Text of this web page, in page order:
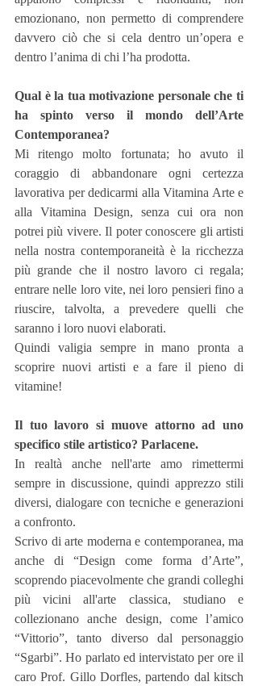
emozionano, non permetto di comprendere
davvero ciò che si cela dentro un’opera e
dentro l’anima di chi l’ha prodotta.
Qual è la tua motivazione personale che ti
ha spinto verso il mondo dell’Arte
Contemporanea?
Mi ritengo molto fortunata; ho avuto il
coraggio di abbandonare ogni certezza
lavorativa per dedicarmi alla Vitamina Arte e
alla Vitamina Design, senza cui ora non
potrei più vivere. Il poter conoscere gli artisti
nella nostra contemporaneità è la ricchezza
più grande che il nostro lavoro ci regala;
entrare nelle loro vite, nei loro pensieri fino a
riuscire, talvolta, a prevedere quelli che
saranno i loro nuovi elaborati.
Quindi valigia sempre in mano pronta a
scoprire nuovi artisti e a fare il pieno di
vitamine!
Il tuo lavoro si muove attorno ad uno
specifico stile artistico? Parlacene.
In realtà anche nell'arte amo rimettermi
sempre in discussione, quindi apprezzo stili
diversi, dialogare con tecniche e generazioni
a confronto.
Scrivo di arte moderna e contemporanea, ma
anche di “Design come forma d’Arte”,
scoprendo piacevolmente che grandi colleghi
più vicini all'arte classica, studiano e
collezionano anche design, come l’amico
“Vittorio”, tanto diverso dal personaggio
“Sgarbi”. Ho parlato ed intervistato per ore il
caro Prof. Gillo Dorfles, partendo dal kitsch